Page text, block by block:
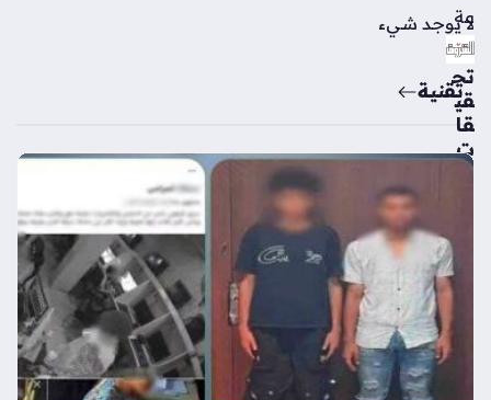
سا
عا
ت
سي
مي
حر
لض
عة
تح
قي
قا
ت
مو
ف
أس
لا يوجد شيء
تقنية